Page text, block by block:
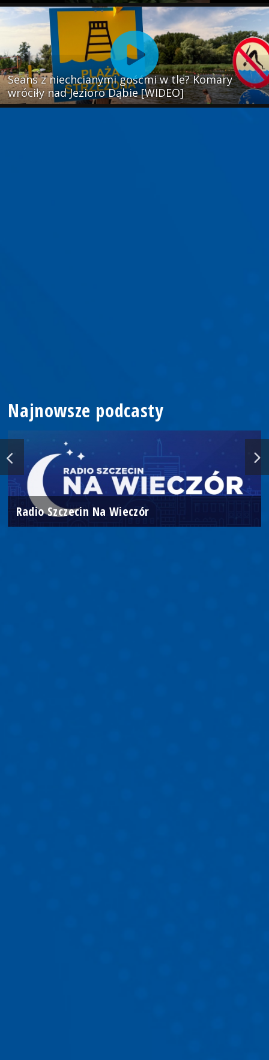
Seans z niechcianymi gośćmi w tle? Komary
wróciły nad Jezioro Dąbie [WIDEO]
Najnowsze podcasty
Radio Szczecin Na Wieczór